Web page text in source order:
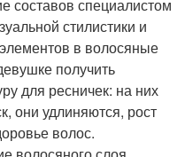
составов специалистом
стилистики и
в волосяные
получить
для ресничек: на них
они удлиняются, рост
волос.